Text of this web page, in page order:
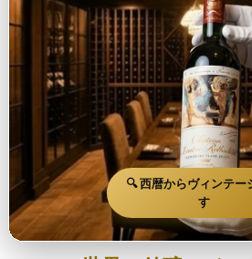
🔍 西暦からヴィンテー
す